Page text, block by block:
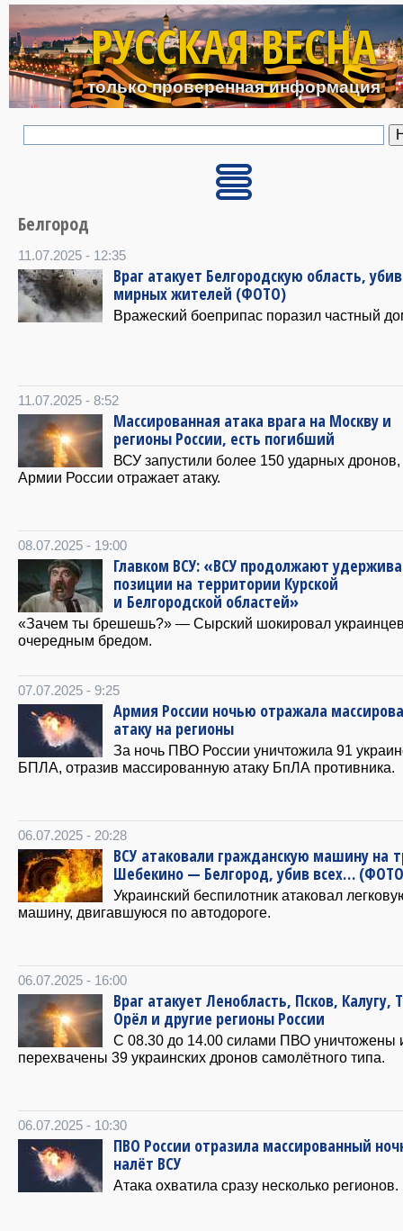
Перейти к основному
РУССКАЯ ВЕСНА
только проверенная информация
Белгород
11.07.2025 - 12:35
Враг атакует Белгородскую область,
мирных жителей (ФОТО)
Вражеский боеприпас поразил частный
11.07.2025 - 8:52
Массированная атака врага на Москву и
регионы России, есть погибший
ВСУ запустили более 150 ударных
Армии России отражает атаку.
08.07.2025 - 19:00
Главком ВСУ: «ВСУ продолжают
позиции на территории Курской
и Белгородской областей»
«Зачем ты брешешь?» — Сырский шокировал
очередным бредом.
07.07.2025 - 9:25
Армия России ночью отражала
атаку на регионы
За ночь ПВО России уничтожила 91
БПЛА, отразив массированную атаку БпЛА противника.
06.07.2025 - 20:28
ВСУ атаковали гражданскую машину на
Шебекино — Белгород, убив всех…
Украинский беспилотник атаковал
машину, двигавшуюся по автодороге.
06.07.2025 - 16:00
Враг атакует Ленобласть, Псков, Калугу,
Орёл и другие регионы России
С 08.30 до 14.00 силами ПВО уничтожены
перехвачены 39 украинских дронов самолётного типа.
06.07.2025 - 10:30
ПВО России отразила массированный
налёт ВСУ
Атака охватила сразу несколько регионов.